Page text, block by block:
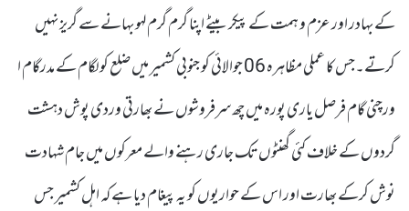
کے بہادر اور عزم و ہمت کے پیکر بیٹے اپنا گرم گرم لہو بہانے سے گریز نہیں
کرتے۔جس کا عملی مظاہرہ 06 جوالائی کو جنوبی کشمیر میں ضلع کولگام کے مدرگام ا
ورچنی گام فرصل یاری پورہ میں چھ سرفروشوں نے بھارتی وردی پوش دہشت
گردوں کے خلاف کئی گھنٹوں تک جاری رہنے والے معرکوں میں جام شہادت
نوش کرکے بھارت اور اس کے حواریوں کو یہ پیغام دیا ہے کہ اہل کشمیر جس